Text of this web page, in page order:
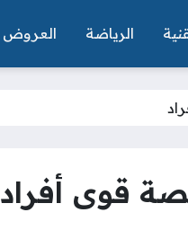
الرياضة العروض
قوى أفراد